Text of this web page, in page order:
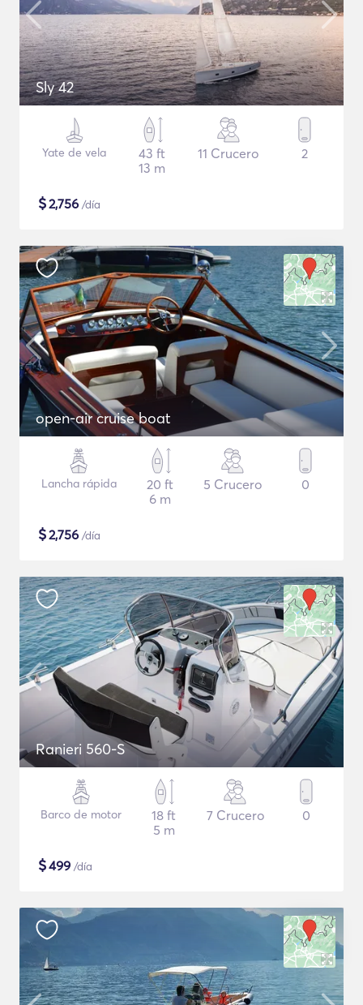
Sly 42
Yate de vela
43 ft
13 m
11 Crucero 2
$2,756 /día
open-air cruise boat
Lancha rápida
20 ft
6 m
5 Crucero 0
$2,756 /día
Ranieri 560-S
Barco de motor
18 ft
5 m
7 Crucero 0
$499 /día